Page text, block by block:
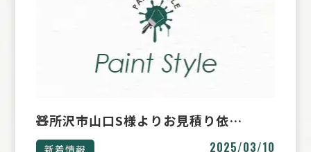
🧸所沢市山口S様よりお見積り依…
新着情報 2025/03/10